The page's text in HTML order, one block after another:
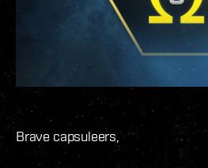
Brave capsuleers,